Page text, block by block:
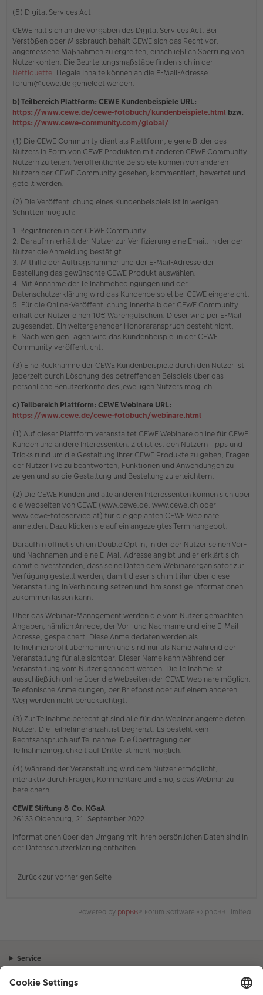
(5) Digital Services Act
CEWE hält sich an die Vorgaben des Digital Services Act. Bei
Verstößen oder Missbrauch behält CEWE sich das Recht vor,
angemessene Maßnahmen zu ergreifen, einschließlich Sperrung von
Nutzerkonten. Die Beurteilungsmaßstäbe finden sich in der
Nettiquette. Illegale Inhalte können an die E-Mail-Adresse
forum@cewe.de gemeldet werden.
b) Teilbereich Plattform: CEWE Kundenbeispiele URL:
https://www.cewe.de/cewe-fotobuch/kundenbeispiele.html bzw.
https://www.cewe-community.com/global/
(1) Die CEWE Community dient als Plattform, eigene Bilder des
Nutzers in Form von CEWE Produkten mit anderen CEWE Community
Nutzern zu teilen. Veröffentlichte Beispiele können von anderen
Nutzern der CEWE Community gesehen, kommentiert, bewertet und
geteilt werden.
(2) Die Veröffentlichung eines Kundenbeispiels ist in wenigen
Schritten möglich:
1. Registrieren in der CEWE Community.
2. Daraufhin erhält der Nutzer zur Verifizierung eine Email, in der der
Nutzer die Anmeldung bestätigt.
3. Mithilfe der Auftragsnummer und der E-Mail-Adresse der
Bestellung das gewünschte CEWE Produkt auswählen.
4. Mit Annahme der Teilnahmebedingungen und der
Datenschutzerklärung wird das Kundenbeispiel bei CEWE eingereicht.
5. Für die Online-Veröffentlichung innerhalb der CEWE Community
erhält der Nutzer einen 10€ Warengutschein. Dieser wird per E-Mail
zugesendet. Ein weitergehender Honoraranspruch besteht nicht.
6. Nach wenigen Tagen wird das Kundenbeispiel in der CEWE
Community veröffentlicht.
(3) Eine Rücknahme der CEWE Kundenbeispiele durch den Nutzer ist
jederzeit durch Löschung des betreffenden Beispiels über das
persönliche Benutzerkonto des jeweiligen Nutzers möglich.
c) Teilbereich Plattform: CEWE Webinare URL:
https://www.cewe.de/cewe-fotobuch/webinare.html
(1) Auf dieser Plattform veranstaltet CEWE Webinare online für CEWE
Kunden und andere Interessenten. Ziel ist es, den Nutzern Tipps und
Tricks rund um die Gestaltung Ihrer CEWE Produkte zu geben, Fragen
der Nutzer live zu beantworten, Funktionen und Anwendungen zu
zeigen und so die Gestaltung und Bestellung zu erleichtern.
(2) Die CEWE Kunden und alle anderen Interessenten können sich über
die Webseiten von CEWE (www.cewe.de, www.cewe.ch oder
www.cewe-fotoservice.at) für die geplanten CEWE Webinare
anmelden. Dazu klicken sie auf ein angezeigtes Terminangebot.
Daraufhin öffnet sich ein Double Opt In, in der der Nutzer seinen Vor-
und Nachnamen und eine E-Mail-Adresse angibt und er erklärt sich
damit einverstanden, dass seine Daten dem Webinarorganisator zur
Verfügung gestellt werden, damit dieser sich mit ihm über diese
Veranstaltung in Verbindung setzen und ihm sonstige Informationen
zukommen lassen kann.
Über das Webinar-Management werden die vom Nutzer gemachten
Angaben, nämlich Anrede, der Vor- und Nachname und eine E-Mail-
Adresse, gespeichert. Diese Anmeldedaten werden als
Teilnehmerprofil übernommen und sind nur als Name während der
Veranstaltung für alle sichtbar. Dieser Name kann während der
Veranstaltung vom Nutzer geändert werden. Die Teilnahme ist
ausschließlich online über die Webseiten der CEWE Webinare möglich.
Telefonische Anmeldungen, per Briefpost oder auf einem anderen
Weg werden nicht berücksichtigt.
(3) Zur Teilnahme berechtigt sind alle für das Webinar angemeldeten
Nutzer. Die Teilnehmeranzahl ist begrenzt. Es besteht kein
Rechtsanspruch auf Teilnahme. Die Übertragung der
Teilnahmemöglichkeit auf Dritte ist nicht möglich.
(4) Während der Veranstaltung wird dem Nutzer ermöglicht,
interaktiv durch Fragen, Kommentare und Emojis das Webinar zu
bereichern.
CEWE Stiftung & Co. KGaA
26133 Oldenburg, 21. September 2022
Informationen über den Umgang mit Ihren persönlichen Daten sind in
der Datenschutzerklärung enthalten.
Zurück zur vorherigen Seite
Powered by phpBB® Forum Software © phpBB Limited
Service